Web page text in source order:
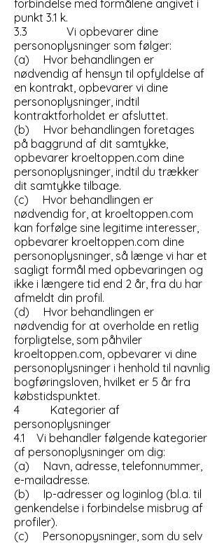
forbindelse med formålene angivet i
punkt 3.1 k.
3.3 Vi opbevarer dine
personoplysninger som følger:
(a) Hvor behandlingen er
nødvendig af hensyn til opfyldelse af
en kontrakt, opbevarer vi dine
personoplysninger, indtil
kontraktforholdet er afsluttet.
(b) Hvor behandlingen foretages
på baggrund af dit samtykke,
opbevarer kroeltoppen.com dine
personoplysninger, indtil du trækker
dit samtykke tilbage.
(c) Hvor behandlingen er
nødvendig for, at kroeltoppen.com
kan forfølge sine legitime interesser,
opbevarer kroeltoppen.com dine
personoplysninger, så længe vi har et
sagligt formål med opbevaringen og
ikke i længere tid end 2 år, fra du har
afmeldt din profil.
(d) Hvor behandlingen er
nødvendig for at overholde en retlig
forpligtelse, som påhviler
kroeltoppen.com, opbevarer vi dine
personoplysninger i henhold til navnlig
bogføringsloven, hvilket er 5 år fra
købstidspunktet.
4 Kategorier af
personoplysninger
4.1 Vi behandler følgende kategorier
af personoplysninger om dig:
(a) Navn, adresse, telefonnummer,
e-mailadresse.
(b) Ip-adresser og loginlog (bl.a. til
genkendelse i forbindelse misbrug af
profiler).
(c) Personopysninger, som du selv